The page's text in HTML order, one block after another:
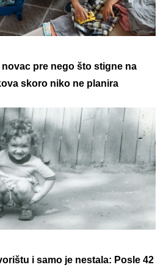
pre nego što stigne na
skoro niko ne planira
i samo je nestala: Posle 42